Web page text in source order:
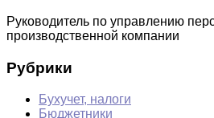
Руководитель по управлению
производственной компании
Рубрики
Бухучет, налоги
Бюджетники